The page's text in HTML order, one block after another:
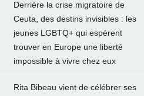
Derrière la crise migratoire de
Ceuta, des destins invisibles : les
jeunes LGBTQ+ qui espèrent
trouver en Europe une liberté
impossible à vivre chez eux
Rita Bibeau vient de célébrer ses